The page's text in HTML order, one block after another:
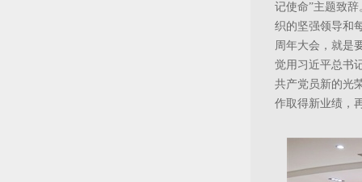
记使命”主题致
织的坚强领导和
周年大会，就是
觉用习近平总书
共产党员新的光
作取得新业绩，